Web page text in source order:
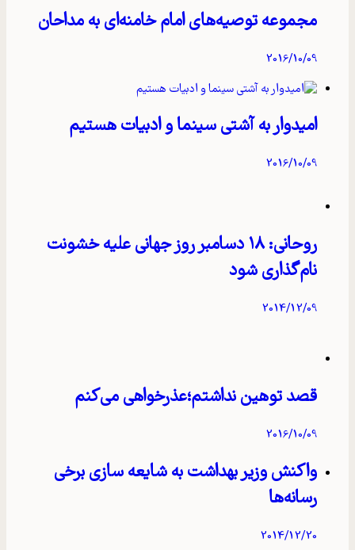
مجموعه توصیه‌های امام خامنه‌ای به مداحان
2016/10/09
امیدوار به آشتی سینما و ادبیات هستیم
2016/10/09
روحانی: ۱۸ دسامبر روز جهانی علیه خشونت
نام‌گذاری شود
2014/12/09
قصد توهین نداشتم؛عذرخواهی می‌کنم
2016/10/09
واکنش وزیر بهداشت به شایعه‌ سازی برخی
رسانه‌ها
2014/12/20